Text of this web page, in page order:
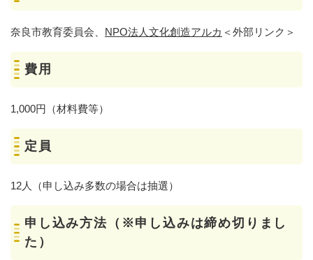
奈良市教育委員会、 NPO法人文化創造アルカ ＜外部リンク＞
費用
1,000円（材料費等）
定員
12人（申し込み多数の場合は抽選）
申し込み方法（※申し込みは締め切りまし
た）